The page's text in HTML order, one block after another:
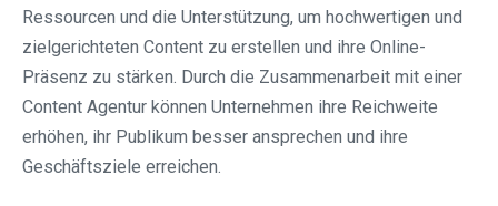
Ressourcen und die Unterstützung, um hochwertigen und
zielgerichteten Content zu erstellen und ihre Online-
Präsenz zu stärken. Durch die Zusammenarbeit mit einer
Content Agentur können Unternehmen ihre Reichweite
erhöhen, ihr Publikum besser ansprechen und ihre
Geschäftsziele erreichen.